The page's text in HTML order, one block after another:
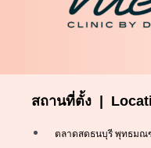
สถานที่ตั้ง |
ตลาดสดธนบุรี พุทธมณฑ